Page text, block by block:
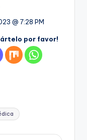
@ 7:28 PM
por favor!